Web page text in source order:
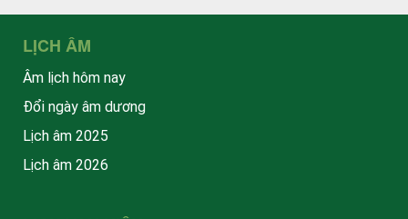
LỊCH ÂM
Âm lịch hôm nay
Đổi ngày âm dương
Lịch âm 2025
Lịch âm 2026